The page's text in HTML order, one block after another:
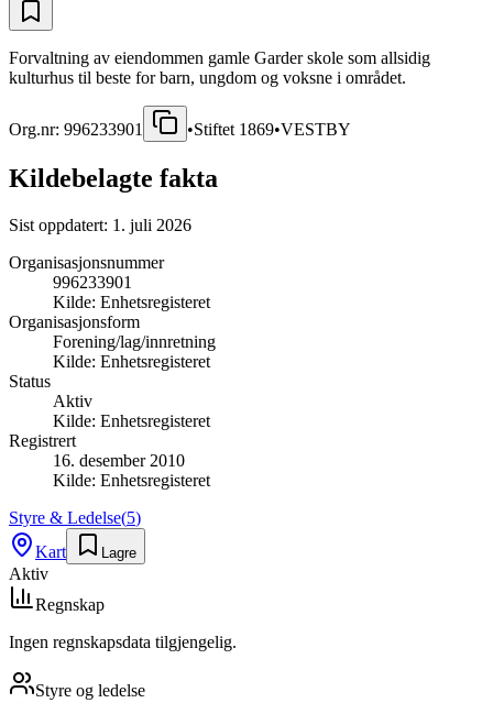
Forvaltning av eiendommen gamle Garder skole som allsidig
kulturhus til beste for barn, ungdom og voksne i området.
Org.nr: 996233901 •Stiftet 1869•VESTBY
Kildebelagte fakta
Sist oppdatert: 1. juli 2026
Organisasjonsnummer
996233901
Kilde: Enhetsregisteret
Organisasjonsform
Forening/lag/innretning
Kilde: Enhetsregisteret
Status
Aktiv
Kilde: Enhetsregisteret
Registrert
16. desember 2010
Kilde: Enhetsregisteret
Styre & Ledelse(5)
Kart
Lagre
Aktiv
Regnskap
Ingen regnskapsdata tilgjengelig.
Styre og ledelse